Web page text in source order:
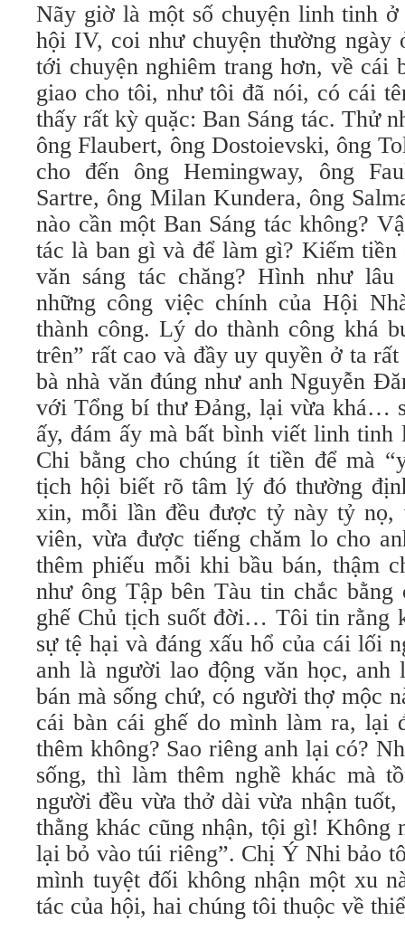
Nãy giờ là một số chuyện linh tinh
hội IV, coi như chuyện thường ngày
tới chuyện nghiêm trang hơn, về cái
giao cho tôi, như tôi đã nói, có cái
thấy rất kỳ quặc: Ban Sáng tác. Thử
ông Flaubert, ông Dostoievski, ông
cho đến ông Hemingway, ông
Sartre, ông Milan Kundera, ông
nào cần một Ban Sáng tác không?
tác là ban gì và để làm gì? Kiếm tiền
văn sáng tác chăng? Hình như
những công việc chính của Hội
thành công. Lý do thành công khá
trên” rất cao và đầy uy quyền ở ta
bà nhà văn đúng như anh Nguyễn
với Tổng bí thư Đảng, lại vừa khá…
ấy, đám ấy mà bất bình viết linh tinh
Chi bằng cho chúng ít tiền để mà
tịch hội biết rõ tâm lý đó thường
xin, mỗi lần đều được tỷ này tỷ nọ,
viên, vừa được tiếng chăm lo cho
thêm phiếu mỗi khi bầu bán, thậm
như ông Tập bên Tàu tin chắc bằng
ghế Chủ tịch suốt đời… Tôi tin rằng
sự tệ hại và đáng xấu hổ của cái lối
anh là người lao động văn học, anh
bán mà sống chứ, có người thợ mộc
cái bàn cái ghế do mình làm ra, lại
thêm không? Sao riêng anh lại có?
sống, thì làm thêm nghề khác mà
người đều vừa thở dài vừa nhận
thằng khác cũng nhận, tội gì! Không
lại bỏ vào túi riêng”. Chị Ý Nhi bảo
mình tuyệt đối không nhận một xu
tác của hội, hai chúng tôi thuộc về